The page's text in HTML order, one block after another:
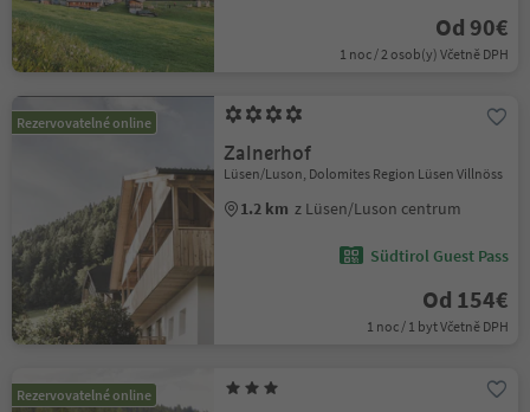
Od 90€
1 noc / 2 osob(y) Včetně DPH
Rezervovatelné online
Zalnerhof
Lüsen/Luson, Dolomites Region Lüsen Villnöss
1.2 km z Lüsen/Luson centrum
Südtirol Guest Pass
Od 154€
1 noc / 1 byt Včetně DPH
Rezervovatelné online